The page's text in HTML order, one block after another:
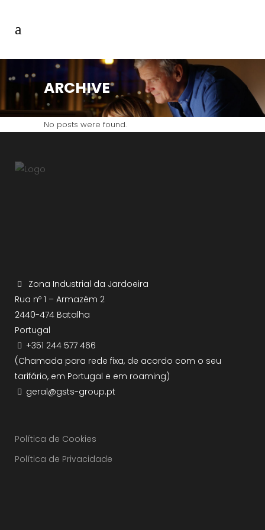
ARCHIVE
No posts were found.
Zona Industrial da Jardoeira
Rua nº 1 – Armazém 2
2440-474 Batalha
Portugal
+351 244 577 466
(Chamada para rede fixa, de acordo com o seu
tarifário, em Portugal e em roaming)
geral@gsts-group.pt
Política de Cookies
Política de Privacidade